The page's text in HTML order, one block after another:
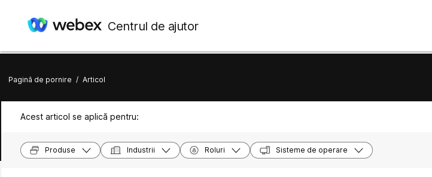
Centrul de ajutor
Pagină de pornire / Articol
Acest articol se aplică pentru:
Produse Industrii Roluri Sisteme de operare